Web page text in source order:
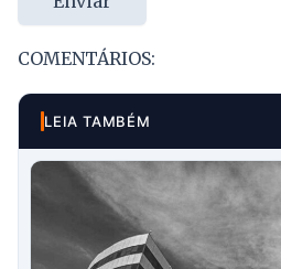
COMENTÁRIOS:
LEIA TAMBÉM